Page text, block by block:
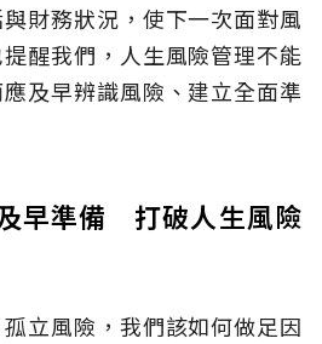
財務狀況，使下一次面對風
醒我們，人生風險管理不能
及早辨識風險、建立全面準
早準備 打破人生風險
立風險，我們該如何做足因